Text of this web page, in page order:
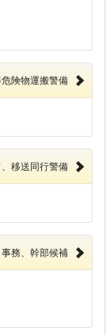
険物運搬警備
移送同行警備
務、幹部候補